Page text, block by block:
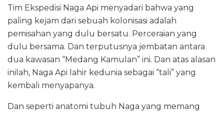
Tim Ekspedisi Naga Api menyadari bahwa yang
paling kejam dari sebuah kolonisasi adalah
pemisahan yang dulu bersatu. Perceraian yang
dulu bersama. Dan terputusnya jembatan antara
dua kawasan “Medang Kamulan” ini. Dan atas alasan
inilah, Naga Api lahir kedunia sebagai “tali” yang
kembali menyapanya.
Dan seperti anatomi tubuh Naga yang memang